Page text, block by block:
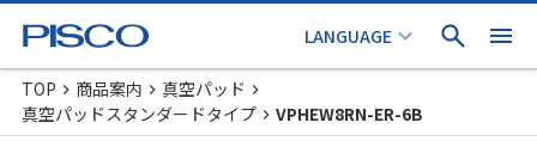
TOP 商品案内
真空パッド
真空パッドスタンダードタイプ
VPHEW8RN-ER-6B